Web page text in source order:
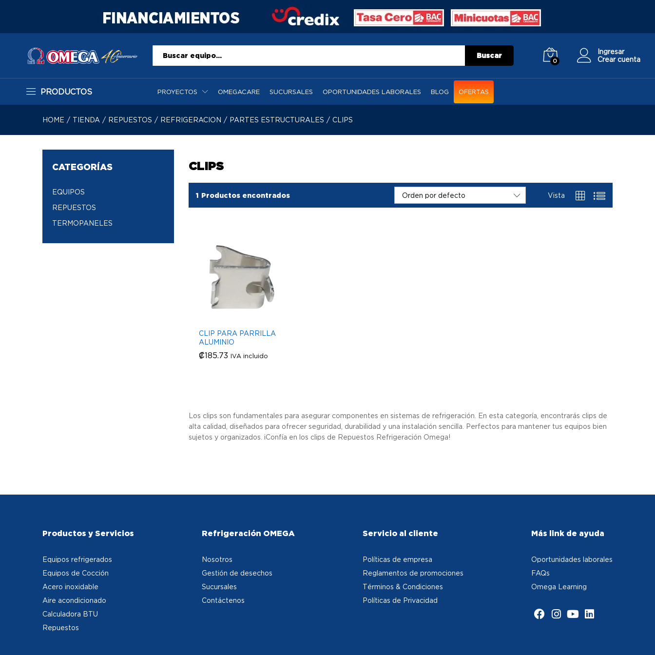
Todo Buscar
0
Ingresar
Crear cuenta
PRODUCTOS PROYECTOS OMEGACARE SUCURSALES OPORTUNIDADES LABORALES BLOG OFERTAS
HOME / TIENDA / REPUESTOS / REFRIGERACION / PARTES ESTRUCTURALES / CLIPS
CLIPS
1 Productos encontrados Vista
Orden por defecto
CLIP PARA PARRILLA
ALUMINIO
₡185.73 IVA incluido
₡185.73
Los clips son fundamentales para asegurar componentes en sistemas de refrigeración. En esta categoría, encontrarás clips de
alta calidad, diseñados para ofrecer seguridad, durabilidad y una instalación sencilla. Perfectos para mantener tus equipos bien
sujetos y organizados. ¡Confía en los clips de Repuestos Refrigeración Omega!
CATEGORÍAS
EQUIPOS
REPUESTOS
TERMOPANELES
Productos y Servicios
Equipos refrigerados
Equipos de Cocción
Acero inoxidable
Aire acondicionado
Calculadora BTU
Repuestos
Refrigeración OMEGA
Nosotros
Gestión de desechos
Sucursales
Contáctenos
Servicio al cliente
Políticas de empresa
Reglamentos de promociones
Términos & Condiciones
Políticas de Privacidad
Más link de ayuda
Oportunidades laborales
FAQs
Omega Learning